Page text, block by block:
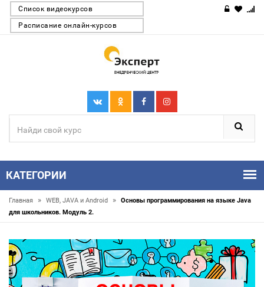
Список видеокурсов
Расписание онлайн-курсов
КАТЕГОРИИ
Главная » WEB, JAVA и Android »
Основы программирования на языке Java
для школьников. Модуль 2.